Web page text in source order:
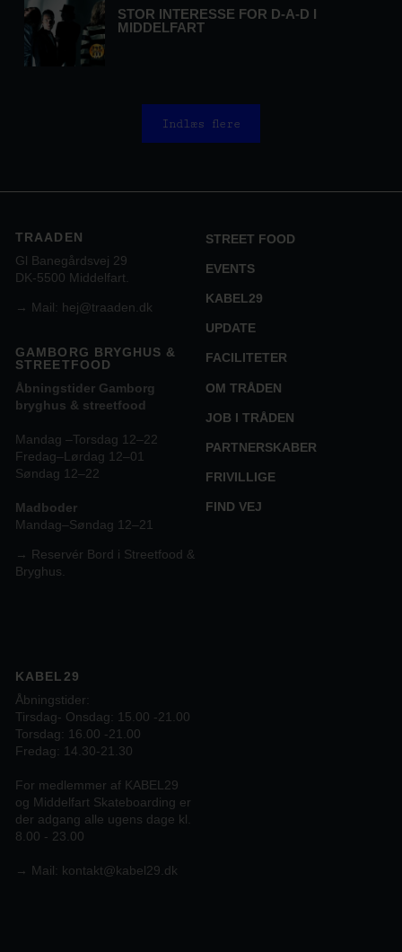
STOR INTERESSE FOR D-A-D I
MIDDELFART
Indlæs flere
STREET FOOD
EVENTS
KABEL29
UPDATE
FACILITETER
OM TRÅDEN
JOB I TRÅDEN
PARTNERSKABER
FRIVILLIGE
FIND VEJ
TRAADEN
Gl Banegårdsvej 29
DK-5500 Middelfart.
→ Mail: hej@traaden.dk
GAMBORG BRYGHUS &
STREETFOOD
Åbningstider Gamborg
bryghus & streetfood
Mandag –Torsdag 12–22
Fredag–Lørdag 12–01
Søndag 12–22
Madboder
Mandag–Søndag 12–21
→ Reservér Bord i Streetfood &
Bryghus.
KABEL29
Åbningstider:
Tirsdag- Onsdag: 15.00 -21.00
Torsdag: 16.00 -21.00
Fredag: 14.30-21.30
For medlemmer af KABEL29
og Middelfart Skateboarding er
der adgang alle ugens dage kl.
8.00 - 23.00
→ Mail: kontakt@kabel29.dk